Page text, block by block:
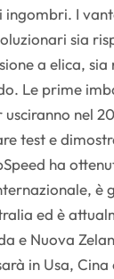
ingombri. I
sia
a elica, sia
Le prime
nel
test e
ha
è
ed è
e Nuova
in Usa, Cina